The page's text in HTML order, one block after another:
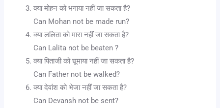
क्या मोहन को भगाया नहीं जा सकता है?
Can Mohan not be made run?
क्या ललिता को मारा नहीं जा सकता है?
Can Lalita not be beaten ?
क्या पिताजी को घूमाया नहीं जा सकता है?
Can Father not be walked?
क्या देवांश को भेजा नहीं जा सकता है?
Can Devansh not be sent?